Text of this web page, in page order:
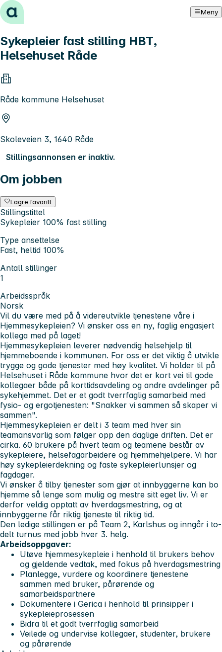
Hopp til innhold Meny
Sykepleier fast stilling HBT,
Helsehuset Råde
Råde kommune Helsehuset
Skoleveien 3, 1640 Råde
Stillingsannonsen er inaktiv.
Om jobben
Lagre favoritt
Stillingstittel
Sykepleier 100% fast stilling
Type ansettelse
Fast, heltid 100%
Antall stillinger
1
Arbeidsspråk
Norsk
Vil du være med på å videreutvikle tjenestene våre i
Hjemmesykepleien? Vi ønsker oss en ny, faglig engasjert
kollega med på laget!
Hjemmesykepleien leverer nødvendig helsehjelp til
hjemmeboende i kommunen. For oss er det viktig å utvikle
trygge og gode tjenester med høy kvalitet. Vi holder til på
Helsehuset i Råde kommune hvor det er kort vei til gode
kollegaer både på korttidsavdeling og andre avdelinger på
sykehjemmet. Det er et godt tverrfaglig samarbeid med
fysio- og ergotjenesten: "Snakker vi sammen så skaper vi
sammen".
Hjemmesykepleien er delt i 3 team med hver sin
teamansvarlig som følger opp den daglige driften. Det er
cirka. 60 brukere på hvert team og teamene består av
sykepleiere, helsefagarbeidere og hjemmehjelpere. Vi har
høy sykepleierdekning og faste sykepleierlunsjer og
fagdager.
Vi ønsker å tilby tjenester som gjør at innbyggerne kan bo
hjemme så lenge som mulig og mestre sitt eget liv. Vi er
derfor veldig opptatt av hverdagsmestring, og at
innbyggerne får riktig tjeneste til riktig tid.
Den ledige stillingen er på Team 2, Karlshus og inngår i to-
delt turnus med jobb hver 3. helg.
Arbeidsoppgaver:
Utøve hjemmesykepleie i henhold til brukers behov
og gjeldende vedtak, med fokus på hverdagsmestring
Planlegge, vurdere og koordinere tjenestene
sammen med bruker, pårørende og
samarbeidspartnere
Dokumentere i Gerica i henhold til prinsipper i
sykepleieprosessen
Bidra til et godt tverrfaglig samarbeid
Veilede og undervise kollegaer, studenter, brukere
og pårørende